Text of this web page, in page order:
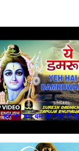
हर हर बम बम के नारे से